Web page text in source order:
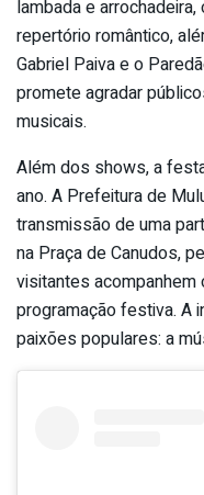
lambada e
repertório romântico,
Gabriel Paiva e o
promete agradar
musicais.
Além dos shows, a
ano. A Prefeitura de
transmissão de uma
na Praça de Canudos,
visitantes
programação festiva. A
paixões populares: a